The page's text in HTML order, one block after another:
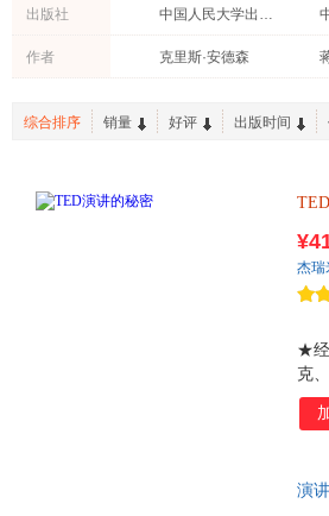
出版社 中国人民大学出版社
作者 克里斯·安德森
综合排序 销量 好评 出版时间
★经
克
过
打
杰瑞
演